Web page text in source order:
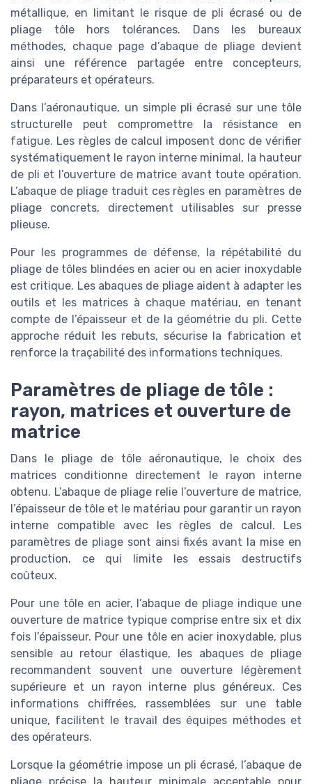
métallique, en limitant le risque de pli écrasé ou de
pliage tôle hors tolérances. Dans les bureaux
méthodes, chaque page d’abaque de pliage devient
ainsi une référence partagée entre concepteurs,
préparateurs et opérateurs.
Dans l’aéronautique, un simple pli écrasé sur une tôle
structurelle peut compromettre la résistance en
fatigue. Les règles de calcul imposent donc de vérifier
systématiquement le rayon interne minimal, la hauteur
de pli et l’ouverture de matrice avant toute opération.
L’abaque de pliage traduit ces règles en paramètres de
pliage concrets, directement utilisables sur presse
plieuse.
Pour les programmes de défense, la répétabilité du
pliage de tôles blindées en acier ou en acier inoxydable
est critique. Les abaques de pliage aident à adapter les
outils et les matrices à chaque matériau, en tenant
compte de l’épaisseur et de la géométrie du pli. Cette
approche réduit les rebuts, sécurise la fabrication et
renforce la traçabilité des informations techniques.
Paramètres de pliage de tôle :
rayon, matrices et ouverture de
matrice
Dans le pliage de tôle aéronautique, le choix des
matrices conditionne directement le rayon interne
obtenu. L’abaque de pliage relie l’ouverture de matrice,
l’épaisseur de tôle et le matériau pour garantir un rayon
interne compatible avec les règles de calcul. Les
paramètres de pliage sont ainsi fixés avant la mise en
production, ce qui limite les essais destructifs
coûteux.
Pour une tôle en acier, l’abaque de pliage indique une
ouverture de matrice typique comprise entre six et dix
fois l’épaisseur. Pour une tôle en acier inoxydable, plus
sensible au retour élastique, les abaques de pliage
recommandent souvent une ouverture légèrement
supérieure et un rayon interne plus généreux. Ces
informations chiffrées, rassemblées sur une table
unique, facilitent le travail des équipes méthodes et
des opérateurs.
Lorsque la géométrie impose un pli écrasé, l’abaque de